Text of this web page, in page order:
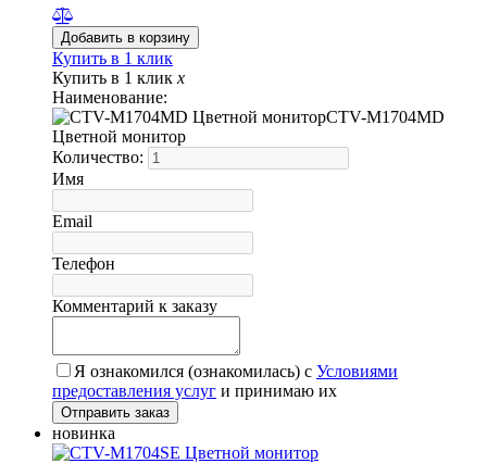
Купить в 1 клик
Купить в 1 клик x
Наименование:
CTV-M1704MD
Цветной монитор
Количество:
Имя
Email
Телефон
Комментарий к заказу
Я ознакомился (ознакомилась) с Условиями
предоставления услуг и принимаю их
новинка